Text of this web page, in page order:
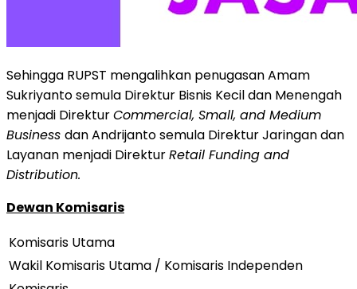
Sehingga RUPST mengalihkan penugasan Amam
Sukriyanto semula Direktur Bisnis Kecil dan Menengah
menjadi DirekturCommercial, Small, and Medium
Business dan Andrijanto semula Direktur Jaringan dan
Layanan menjadi DirekturRetail Funding and
Distribution.
Dewan Komisaris
Komisaris Utama
Wakil Komisaris Utama / Komisaris Independen